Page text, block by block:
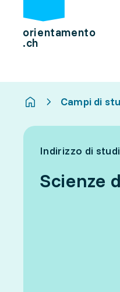
orientamento
.ch
Campi di
Indirizzo di
Scienze